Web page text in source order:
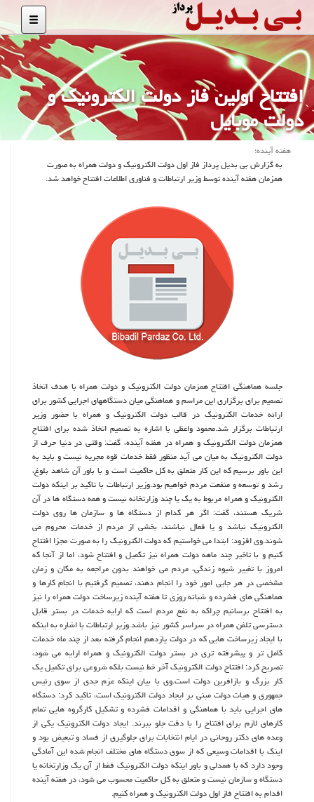
افتتاح اولین فاز دولت الكترونیك و
دولت موبایل
هفته آینده؛
به گزارش بی بدیل پرداز فاز اول دولت الكترونیك و دولت همراه به صورت
همزمان هفته آینده توسط وزیر ارتباطات و فناوری اطلاعات افتتاح خواهد شد.
جلسه هماهنگی افتتاح همزمان دولت الكترونیك و دولت همراه با هدف اتخاذ
تصمیم برای برگزاری این مراسم و هماهنگی میان دستگاههای اجرایی كشور برای
ارائه خدمات الكترونیك در قالب دولت الكترونیك و همراه با حضور وزیر
ارتباطات برگزار شد.محمود واعظی با اشاره به تصمیم اتخاذ شده برای افتتاح
همزمان دولت الكترونیك و همراه در هفته آینده، گفت: وقتی در دنیا حرف از
دولت الكترونیك به میان می آید منظور فقط خدمات قوه مجریه نیست و باید به
این باور برسیم كه این كار متعلق به كل حاكمیت است و با باور آن شاهد بلوغ،
رشد و توسعه و منفعت مردم خواهیم بود.وزیر ارتباطات با تاكید بر اینكه دولت
الكترونیك و همراه مربوط به یك یا چند وزارتخانه نیست و همه دستگاه ها در آن
شریك هستند، گفت: اگر هر كدام از دستگاه ها و سازمان ها روی دولت
الكترونیك نباشد و یا فعال نباشند، بخشی از مردم از خدمات محروم می
شوند.وی افزود: ابتدا می خواستیم كه دولت الكترونیك را به صورت مجزا افتتاح
كنیم و با تاخیر چند ماهه دولت همراه نیز تكمیل و افتتاح شود، اما از آنجا كه
امروز با تغییر شیوه زندگی، مردم می خواهند بدون مراجعه به مكان و زمان
مشخصی در هر جایی امور خود را انجام دهند، تصمیم گرفتیم با انجام كارها و
هماهنگی های فشرده و شبانه روزی تا هفته آینده زیرساخت دولت همراه را نیز
به افتتاح برسانیم چراكه به نفع مردم است كه ارایه خدمات در بستر قابل
دسترسی تلفن همراه در سراسر كشور نیز باشد.وزیر ارتباطات با اشاره به اینكه
با ایجاد زیرساخت هایی كه در دولت یازدهم انجام گرفته بعد از چند ماه خدمات
كامل تر و پیشرفته تری در بستر دولت الكترونیك و همراه ارایه می شود،
تصریح كرد: افتتاح دولت الكترونیك آخر خط نیست بلكه شروعی برای تكمیل یك
كار بزرگ و بازافرین دولت است.وی با بیان اینكه عزم جدی از سوی رئیس
جمهوری و هیات دولت مبنی بر ایجاد دولت الكترونیك است، تاكید كرد: دستگاه
های اجرایی باید با هماهنگی و اقدامات فشرده و تشكیل كارگروه هایی تمام
كارهای لازم برای افتتاح را با دقت جلو ببرند. ایجاد دولت الكترونیك یكی از
وعده های دكتر روحانی در ایام انتخابات برای جلوگیری از فساد و تبعیض بود و
اینك با اقدامات وسیعی كه از سوی دستگاه های مختلف انجام شده این آمادگی
وجود دارد كه با همدلی و باور اینكه دولت الكترونیك فقط از آن یك وزارتخانه یا
دستگاه و سازمان نیست و متعلق به كل حاكمیت محسوب می شود، در هفته آینده
اقدام به افتتاح فاز اول دولت الكترونیك و همراه كنیم.